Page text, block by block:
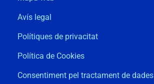
Avís legal
Polítiques de privacitat
Política de Cookies
Consentiment pel tractament de dades